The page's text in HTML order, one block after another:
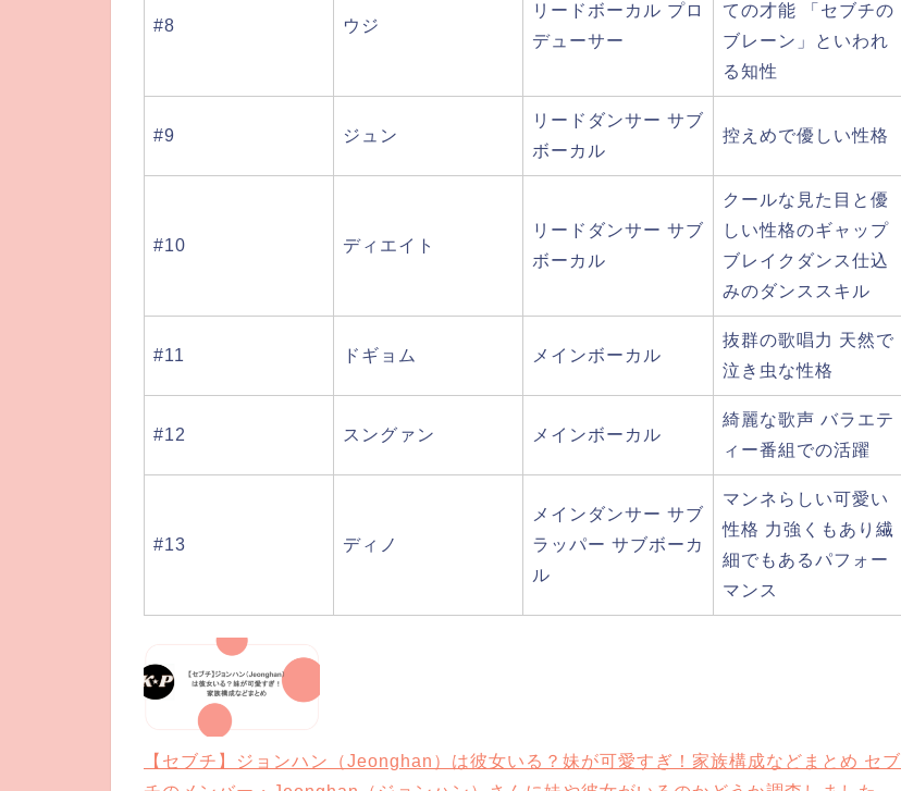
#8 ウジ
リードボーカル プロ
デューサー
ての才能 「セブチの
ブレーン」といわれ
る知性
#9 ジュン
リードダンサー サブ
ボーカル
控えめで優しい性格
#10 ディエイト
リードダンサー サブ
ボーカル
クールな見た目と優
しい性格のギャップ
ブレイクダンス仕込
みのダンススキル
#11 ドギョム メインボーカル
抜群の歌唱力 天然で
泣き虫な性格
#12 スングァン メインボーカル
綺麗な歌声 バラエテ
ィー番組での活躍
#13 ディノ
メインダンサー サブ
ラッパー サブボーカ
ル
マンネらしい可愛い
性格 力強くもあり繊
細でもあるパフォー
マンス
【セブチ】ジョンハン（Jeonghan）は彼女いる？妹が可愛すぎ！家族構成などまとめ セブ